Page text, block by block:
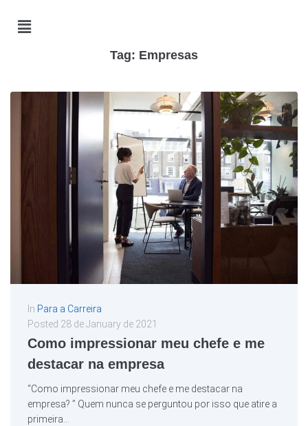
Tag: Empresas
In Para a Carreira
Posted 28 de January de 2021
Como impressionar meu chefe e me
destacar na empresa
“Como impressionar meu chefe e me destacar na
empresa? ” Quem nunca se perguntou por isso que atire a
primeira...